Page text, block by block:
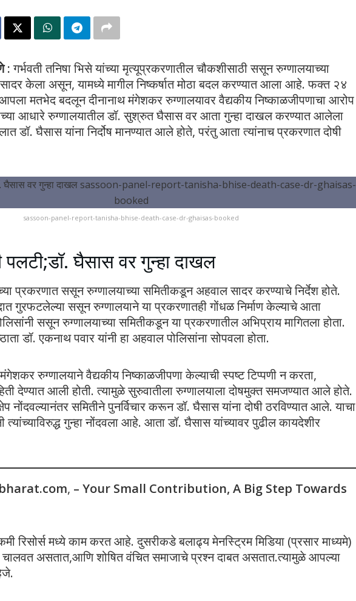
:गर्भवती तनिषा भिसे यांच्या मृत्यूप्रकरणातील चौकशीसाठी ससून रुग्णालयाच्या
केला असून, यामध्ये मागील निष्कर्षात मोठा बदल करण्यात आला आहे. फक्त २४
मतभेद बदलून दीनानाथ मंगेशकर रुग्णालयावर वैद्यकीय निष्काळजीपणाचा आरोप
आधारे रुग्णालयातील डॉ. सुश्रुत घैसास वर आता गुन्हा दाखल करण्यात आलेला
डॉ. घैसास यांना निर्दोष मानण्यात आले होते, परंतु आता त्यांनाच प्रकरणात दोषी
sassoon-panel-report-tanisha-bhise-death-case-dr-ghaisas-booked
घैसास वर गुन्हा दाखल
प्रकरणात ससून रुग्णालयाच्या समितीकडून अहवाल सादर करण्याचे निर्देश होते.
गुरफटलेल्या ससून रुग्णालयाने या प्रकरणातही गोंधळ निर्माण केल्याचे आता
ससून रुग्णालयाच्या समितीकडून या प्रकरणातील अभिप्राय मागितला होता.
डॉ. एकनाथ पवार यांनी हा अहवाल पोलिसांना सोपवला होता.
रुग्णालयाने वैद्यकीय निष्काळजीपणा केल्याची स्पष्ट टिप्पणी न करता,
देण्यात आली होती. त्यामुळे सुरुवातीला रुग्णालयाला दोषमुक्त समजण्यात आले होते.
नोंदवल्यानंतर समितीने पुनर्विचार करून डॉ. घैसास यांना दोषी ठरविण्यात आले. याचा
त्यांच्याविरुद्ध गुन्हा नोंदवला आहे. आता डॉ. घैसास यांच्यावर पुढील कायदेशीर
, – Your Small Contribution, A Big Step Towards
रिसोर्स मध्ये काम करत आहे. दुसरीकडे बलाढ्य मेनस्ट्रिम मिडिया (प्रसार माध्यमे)
असतात,आणि शोषित वंचित समाजाचे प्रश्न दाबत असतात.त्यामुळे आपल्या